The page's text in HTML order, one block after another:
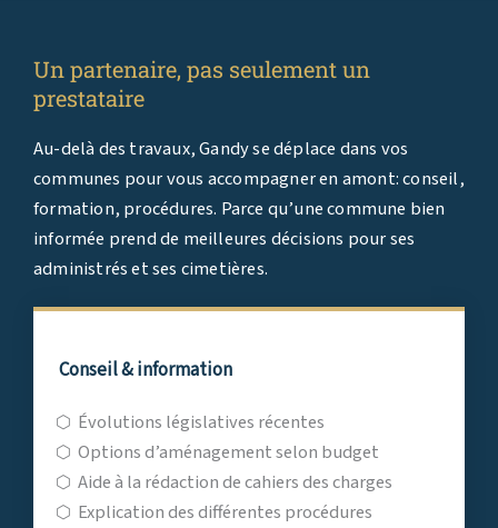
Un partenaire, pas seulement un
prestataire
Au-delà des travaux, Gandy se déplace dans vos
communes pour vous accompagner en amont: conseil,
formation, procédures. Parce qu’une commune bien
informée prend de meilleures décisions pour ses
administrés et ses cimetières.
Conseil & information
⬡ Évolutions législatives récentes
⬡ Options d’aménagement selon budget
⬡ Aide à la rédaction de cahiers des charges
⬡ Explication des différentes procédures